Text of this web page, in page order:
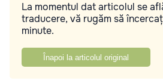
La momentul dat articolul se
traducere, vă rugăm să
minute.
Înapoi la articolul original